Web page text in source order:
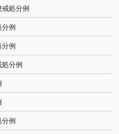
戒処分例
例
例
処分例
例